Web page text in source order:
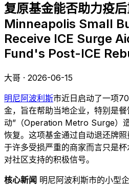
复原基金能否助力疫后
Minneapolis Small
Receive ICE Surge
Fund's Post-ICE
大哥 · 2026-06-15
明尼阿波利斯市近日启动了一项
金，旨在帮助当地企业，特别是
动”（Operation Metro Surge）
恢复。这项基金通过自动退还牌
于许多受损严重的商家而言只是
对社区支持的积极信号。
核心新闻 明尼阿波利斯市的小型